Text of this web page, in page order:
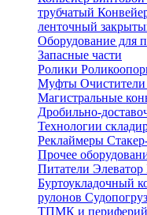
трубчатый
ленточный
Оборудование для
Запасные части
Ролики
Муфты Очистители
Магистральные
Дробильно-
Технологии
Реклаймеры
Прочее
Питатели Элеватор
Буртоукладочный
рулонов
ТПМК и